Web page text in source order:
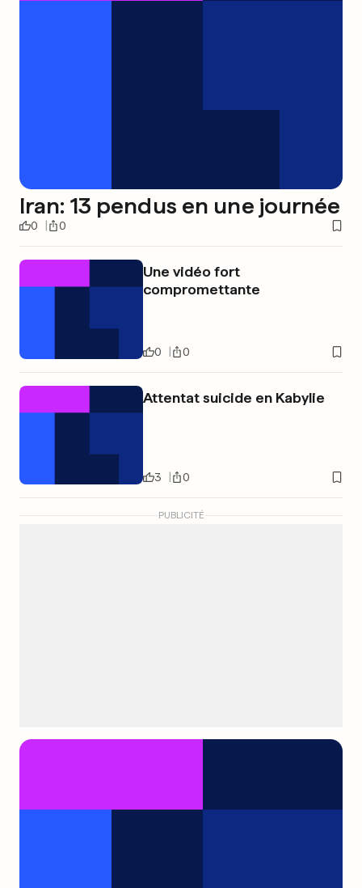
Iran: 13 pendus en une journée
0 0
Une vidéo fort
compromettante
0 0
Attentat suicide en Kabylie
3 0
PUBLICITÉ